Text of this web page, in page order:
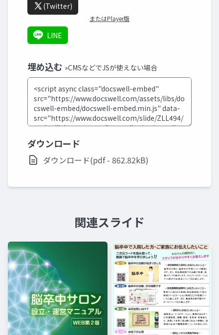
(Twitter)
またはPlayer版
LINE
埋め込む »CMSなどでJSが使えない場合
ダウンロード
ダウンロード(pdf - 862.82kB)
関連スライド